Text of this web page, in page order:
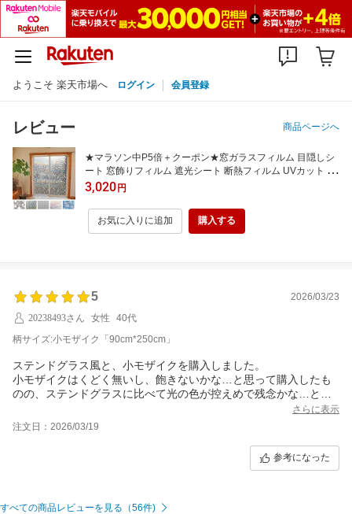
ようこそ 楽天市場へ ログイン 会員登録
レビュー 商品ページへ
★マラソン中P5倍＋クーポン★窓ガラスフィルム 目隠しシ
ート 窓飾りフィルム 遮光シート 断熱フィルム UVカット 紫
外線カット 花柄 モザイク ステンドグラスガラス 水だけで貼
れる 剥がれても跡なし 賃貸可 プライバシー対策 台風対策
飛散防止 省エネ 5種類柄
3,020円
お気に入りに追加 購入する
5
2026/03/23
20238493さん
女性
40代
柄サイズ:小モザイク「90cm*250cm」
ステンドグラス風と、小モザイクを購入しました。
小モザイクはくどく無いし、飽きないかな…と思って購入したも
のの、ステンドグラスに比べて光の色が控えめで残念かな…と思
が。夜になると照明が当たっているところが綺麗…
そして、翌朝、太陽が出てきたらもう虹色でこちらもたまらなく
さらに表示
注文日：2026/03/19
参考になった
すべての商品レビューを見る（56件)